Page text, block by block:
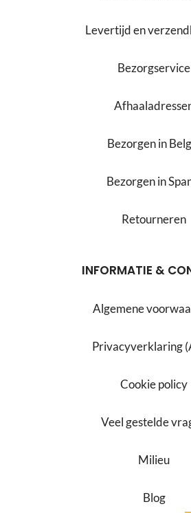
Levertijd en
Bezorgservice
Bezorgen in
Bezorgen in
Retourneren
INFORMATIE &
Algemene
Privacyverklaring
Cookie policy
Veel gestelde
Milieu
Blog